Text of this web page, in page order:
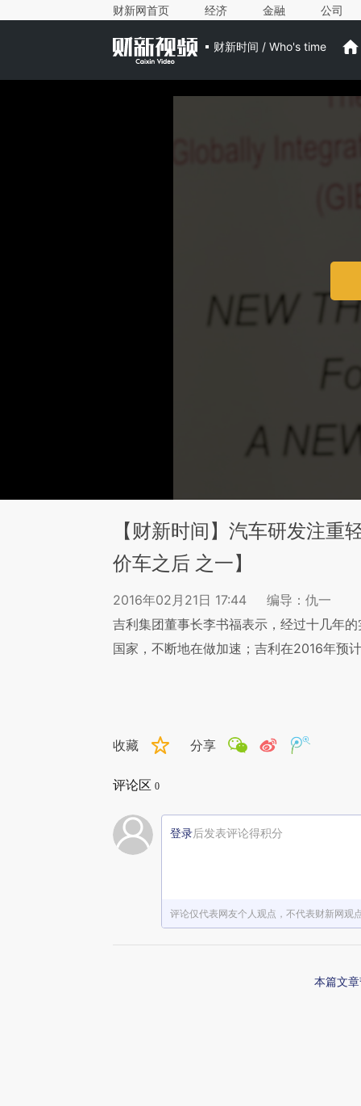
财新网首页 经济 金融 公司
财新时间 / Who's time
【财新时间】汽车研发注重
价车之后 之一】
2016年02月21日 17:44
编导：仇一
吉利集团董事长李书福表示，经过十几年
国家，不断地在做加速；吉利在2016年预
收藏 分享
评论区 0
登录后发表评论得积分
评论仅代表网友个人观点，不代表财新网观
本篇文